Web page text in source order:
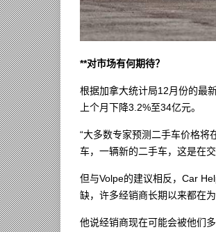
**对市场有何期待？
根据加拿大统计局12月份的最
上个月下降3.2%至34亿元。
“大多数专家预测二手车价格
车，一辆新的二手车，这是在
但与Volpe的建议相反，Car
缺，许多经销商长期以来都在
他说经销商现在可能会被他们